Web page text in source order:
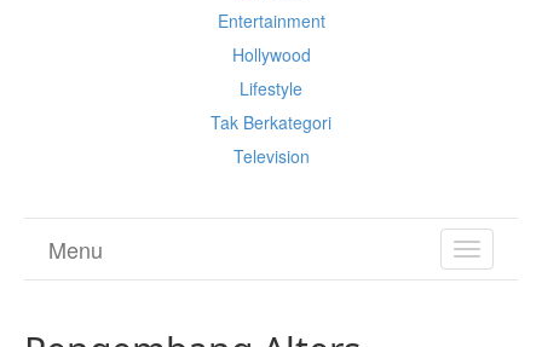
Entertainment
Hollywood
Lifestyle
Tak Berkategori
Television
TOGGLE
Menu